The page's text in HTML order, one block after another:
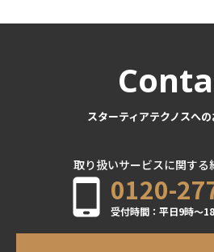
スターティアテクノスへ
取り扱いサービスに関する
0120-
受付時間：平日9時～